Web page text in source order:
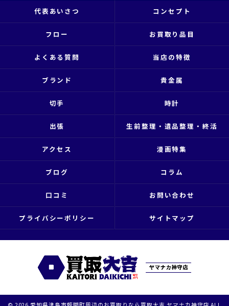
代表あいさつ コンセプト
フロー お買取り品目
よくある質問 当店の特徴
ブランド 貴金属
切手 時計
出張 生前整理・遺品整理・終活
アクセス 漫画特集
ブログ コラム
口コミ お問い合わせ
プライバシーポリシー サイトマップ